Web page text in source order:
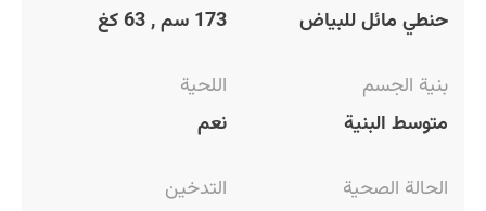
حنطي مائل للبياض
173 سم , 63 كغ
بنية الجسم
متوسط البنية
اللحية
نعم
الحالة الصحية
التدخين